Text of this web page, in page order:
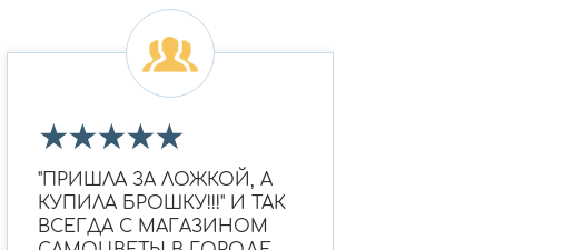
★★★★★
"ПРИШЛА ЗА ЛОЖКОЙ, А
КУПИЛА БРОШКУ!!!" И ТАК
ВСЕГДА С МАГАЗИНОМ